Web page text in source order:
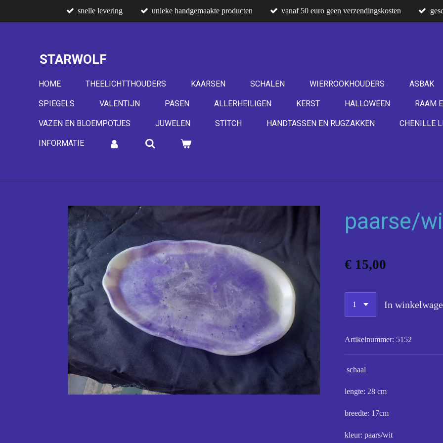
direct
hoofdinhoud
snelle levering unieke handgemaakte producten vanaf 50 euro geen verzendingskosten
STARWOLF
HOME THEELICHTTHOUDERS KAARSEN SCHALEN WIERROOKHOUDERS ASBAK
SPIEGELS VALENTIJN PASEN ALLERHEILIGEN KERST HALLOWEEN RAAM
VAZEN EN BLOEMPOTJES JUWELEN STITCH HANDTASSEN EN RUGZAKKEN CHENILLE
INFORMATIE
paarse/
€ 15,00
In
Artikelnummer: 5152
schaal
lengte: 28 cm
breedte: 17cm
kleur: paars/wit